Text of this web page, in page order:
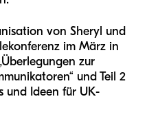
von Sheryl und
im März in
zur
und Teil 2
und Ideen für UK-